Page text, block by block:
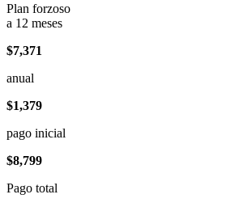
Plan forzoso
a 12 meses
$7,371
anual
$1,379
pago inicial
$8,799
Pago total